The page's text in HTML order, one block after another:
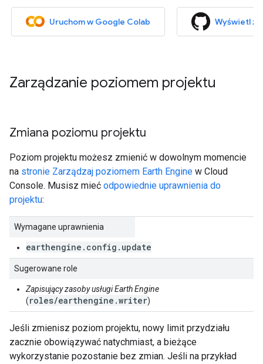
Uruchom w Google Colab Wyświetl
Zarządzanie poziomem projektu
Zmiana poziomu projektu
Poziom projektu możesz zmienić w dowolnym momencie
na stronie Zarządzaj poziomem Earth Engine w Cloud
Console. Musisz mieć odpowiednie uprawnienia do
projektu:
Wymagane uprawnienia
earthengine.config.update
Sugerowane role
Zapisujący zasoby usługi Earth Engine
(roles/earthengine.writer)
Jeśli zmienisz poziom projektu, nowy limit przydziału
zacznie obowiązywać natychmiast, a bieżące
wykorzystanie pozostanie bez zmian. Jeśli na przykład